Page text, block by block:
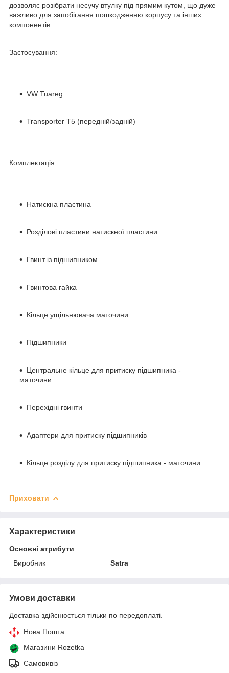
дозволяє розібрати несучу втулку під прямим кутом, що дуже
важливо для запобігання пошкодженню корпусу та інших
компонентів.
Застосування:
VW Tuareg
Transporter T5 (передній/задній)
Комплектація:
Натискна пластина
Розділові пластини натискної пластини
Гвинт із підшипником
Гвинтова гайка
Кільце ущільнювача маточини
Підшипники
Центральне кільце для притиску підшипника -
маточини
Перехідні гвинти
Адаптери для притиску підшипників
Кільце розділу для притиску підшипника - маточини
Приховати
Характеристики
Основні атрибути
Виробник
Satra
Умови доставки
Доставка здійснюється тільки по передоплаті.
Нова Пошта
Магазини Rozetka
Самовивіз